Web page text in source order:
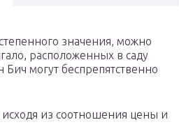
значения, можно
расположенных в саду
Бич могут беспрепятственно
из соотношения цены и